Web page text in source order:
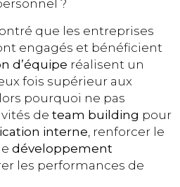
?
que les entreprises
engagés et bénéficient
d’équipe réalisent un
fois supérieur aux
pourquoi ne pas
de team building pour
interne , renforcer le
développement
les performances de